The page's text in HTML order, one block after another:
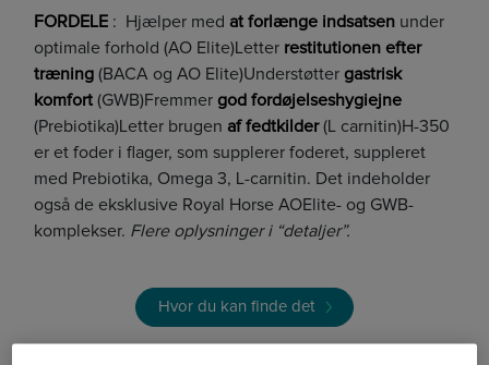
FORDELE : Hjælper med at forlænge indsatsen under
optimale forhold (AO Elite)Letter restitutionen efter
træning (BACA og AO Elite)Understøtter gastrisk
komfort (GWB)Fremmer god fordøjelseshygiejne
(Prebiotika)Letter brugen af fedtkilder(L carnitin)H-350
er et foder i flager, som supplerer foderet, suppleret
med Prebiotika, Omega 3, L-carnitin. Det indeholder
også de eksklusive Royal Horse AOElite- og GWB-
komplekser. Flere oplysninger i “detaljer”.
Hvor du kan finde det